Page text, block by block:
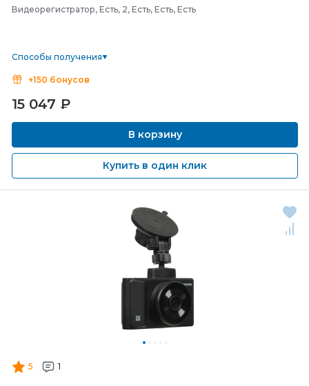
Видеорегистратор, Есть, 2, Есть, Есть, Есть
Способы получения
+150 бонусов
15 047 ₽
В корзину
Купить в один клик
5 1